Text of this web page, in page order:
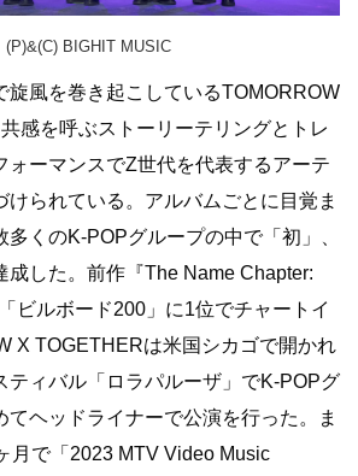
(P)&(C) BIGHIT MUSIC
旋風を巻き起こしているTOMORROW
感を呼ぶストーリーテリングとトレ
ォーマンスでZ世代を代表するアーテ
けられている。アルバムごとに目覚ま
多くのK-POPグループの中で「初」、
成した。前作『The Name Chapter:
ビルボード200」に1位でチャートイ
X TOGETHERは米国シカゴで開かれ
ティバル「ロラパルーザ」でK-POPグ
てヘッドライナーで公演を行った。ま
月で「2023 MTV Video Music